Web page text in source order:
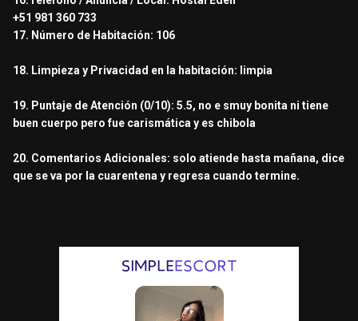
+51 981 360 733
17. Número de Habitación: 106
18. Limpieza y Privacidad en la habitación: limpia
19. Puntaje de Atención (0/10): 5.5, no e smuy bonita ni tiene
buen cuerpo pero fue carismática y es chibola
20. Comentarios Adicionales: solo atiende hasta mañana, dice
que se va por la cuarentena y regresa cuando termine.